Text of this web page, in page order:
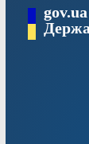
Перейтиgov.ua